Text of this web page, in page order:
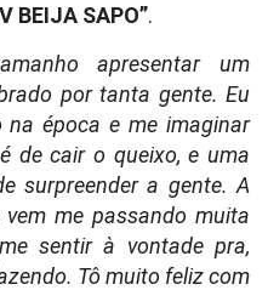
BEIJA SAPO”.
apresentar um
por tanta gente. Eu
época e me imaginar
de cair o queixo, e uma
surpreender a gente. A
me passando muita
sentir à vontade pra,
Tô muito feliz com